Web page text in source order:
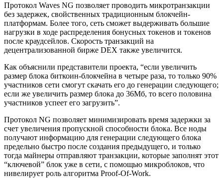
Протокол Waves NG позволяет проводить микротранзакции
без задержек, свойственных традиционным блокчейн-
платформам. Более того, сеть сможет выдерживать большие
нагрузки в ходе распределения бонусных токенов и токенов
после краудсейлов. Скорость транзакций на
децентрализованной бирже DEX также увеличится.
Как объяснили представители проекта, “если увеличить
размер блока биткоин-блокчейна в четыре раза, то только 90%
участников сети смогут скачать его до генерации следующего;
если же увеличить размер блока до 36Мб, то всего половина
участников успеет его загрузить”.
Протокол NG позволяет минимизировать время задержки за
счет увеличения пропускной способности блока. Все ноды
получают информацию для генерации следующего блока
предельно быстро после создания предыдущего, и только
тогда майнеры отправляют транзакции, которые заполнят этот
“ключевой” блок уже в сети, с помощью микроблоков, что
нивелирует роль алгоритма Proof-Of-Work.